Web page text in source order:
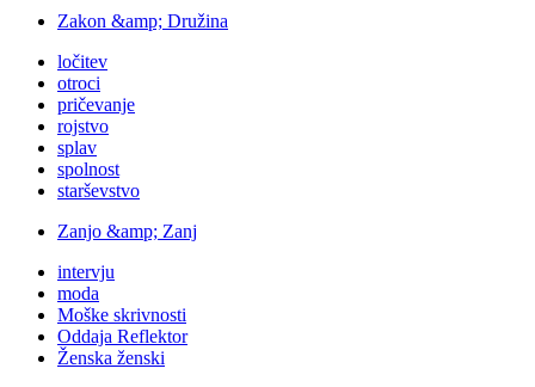
Zakon &amp; Družina
ločitev
otroci
pričevanje
rojstvo
splav
spolnost
starševstvo
Zanjo &amp; Zanj
intervju
moda
Moške skrivnosti
Oddaja Reflektor
Ženska ženski